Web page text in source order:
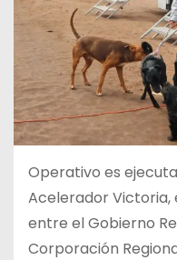
Operativo es
Acelerador Victoria,
entre el Gobierno
Corporación